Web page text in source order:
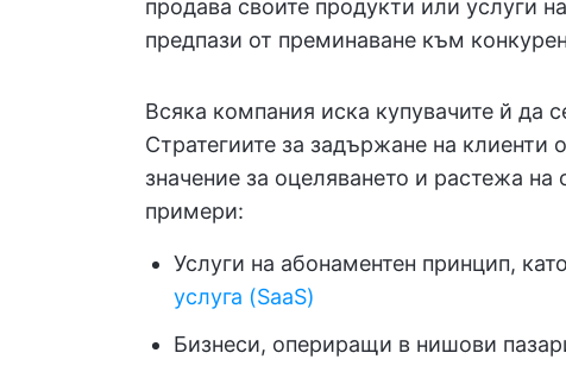
продава своите продукти или услуги
предпази от преминаване към
Всяка компания иска купувачите й да
Стратегиите за задържане на клиенти
значение за оцеляването и растежа
примери:
Услуги на абонаментен принцип,
услуга (SaaS)
Бизнеси, опериращи в нишови